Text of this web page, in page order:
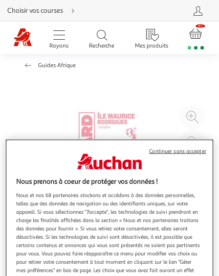
Aller
directement
au
contenu
Aller
directement
Aller
Choisir vos courses
Rayons Recherche Mes produits
Guides Afrique
à
ILE MAURICE ET RODRIGUES + PLONGEES. EDITION
Nous prenons à coeur de protéger vos données !
Nous et nos 68 partenaires stockons et accédons à des données personnelles,
telles que des données de navigation ou des identifiants uniques, sur votre
appareil. Si vous sélectionnez "J'accepte", les technologies de suivi prendront en
charge les finalités affichées dans la section « Nous et nos partenaires traitons
des données pour fournir ». Si vous retirez votre consentement, elles seront
désactivées. Si les technologies de suivi sont désactivées, il est possible que
certains contenus et annonces qui vous sont présentés ne soient pas pertinents
pour vous. Vous pouvez faire réapparaître ce menu pour modifier vos choix ou
pour retirer votre consentement à tout moment en cliquant sur le lien "Gérer
mes préférences" en bas de page. Les choix que vous avez fait auront un effet
Continuer sans accepter